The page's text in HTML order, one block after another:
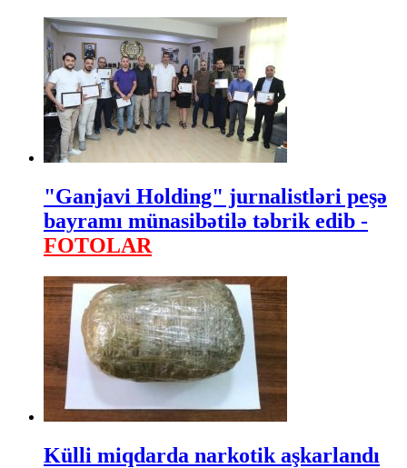
"Ganjavi Holding" jurnalistləri peşə
bayramı münasibətilə təbrik edib -
FOTOLAR
Külli miqdarda narkotik aşkarlandı